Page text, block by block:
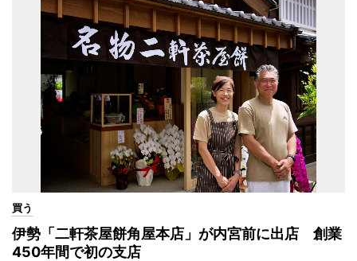
買う
伊勢「二軒茶屋餅角屋本店」が内宮前に出店 創業
450年間で初の支店